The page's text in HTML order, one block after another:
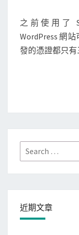
之前使用了
WordPress 網站
發的憑證都只
Search
for:
近期文章